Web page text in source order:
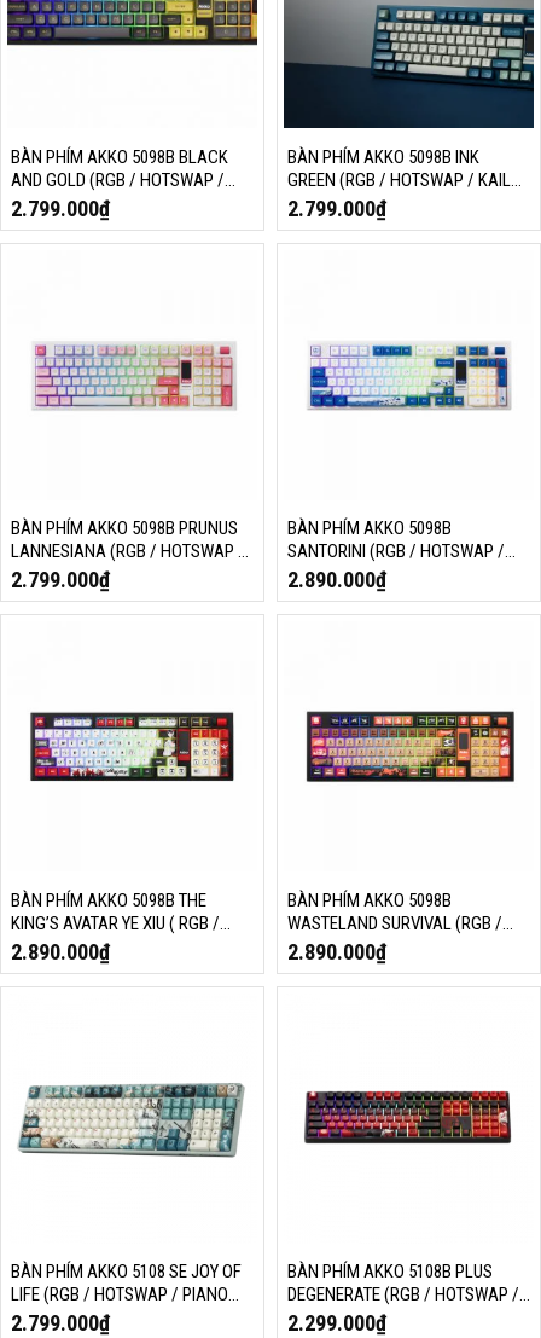
BÀN PHÍM AKKO 5098B BLACK
AND GOLD (RGB / HOTSWAP /
AKKO V3 PIANO PRO)
2.799.000₫
BÀN PHÍM AKKO 5098B INK
GREEN (RGB / HOTSWAP / KAILH
ICE CREAM PINK)
2.799.000₫
BÀN PHÍM AKKO 5098B PRUNUS
LANNESIANA (RGB / HOTSWAP /
AKKO V3 PIANO PRO)
2.799.000₫
BÀN PHÍM AKKO 5098B
SANTORINI (RGB / HOTSWAP /
AKKO V3 PIANO PRO)
2.890.000₫
BÀN PHÍM AKKO 5098B THE
KING’S AVATAR YE XIU ( RGB /
HOTSWAP / AKKO V3 PIANO PRO)
2.890.000₫
BÀN PHÍM AKKO 5098B
WASTELAND SURVIVAL (RGB /
HOTSWAP / AKKO V3 PIANO PRO)
2.890.000₫
BÀN PHÍM AKKO 5108 SE JOY OF
LIFE (RGB / HOTSWAP / PIANO
PRO SW/ MULTI-MODE)
2.799.000₫
BÀN PHÍM AKKO 5108B PLUS
DEGENERATE (RGB / HOTSWAP /
PIANO PRO SW/ MULTI-MODE)
2.299.000₫